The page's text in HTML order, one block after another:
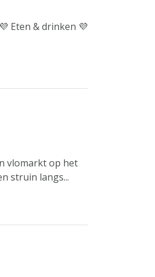
Eten & drinken 💜
vlomarkt op het
struin langs...